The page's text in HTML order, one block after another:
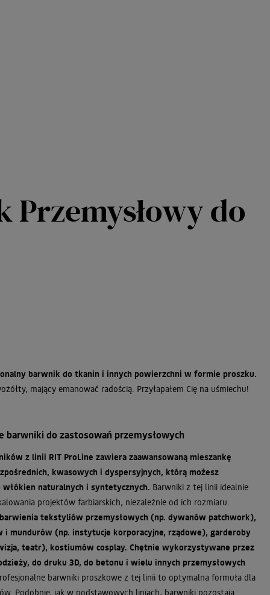
do
barwnik do tkanin i innych powierzchni w formie proszku.
mający emanować radością. Przyłapałem Cię na uśmiechu!
barwniki do zastosowań przemysłowych
z linii RIT ProLine zawiera zaawansowaną mieszankę
kwasowych i dyspersyjnych, którą możesz
włókien naturalnych i syntetycznych. Barwniki z tej linii idealnie
projektów farbiarskich, niezależnie od ich rozmiaru.
barwienia tekstyliów przemysłowych (np. dywanów patchwork),
i mundurów (np. instytucje korporacyjne, rządowe), garderoby
teatr), kostiumów cosplay. Chętnie wykorzystywane przez
do druku 3D, do betonu i wielu innych przemysłowych
barwniki proszkowe z tej linii to optymalna formuła dla
Podobnie, jak w podstawowych liniach, barwniki pozostają